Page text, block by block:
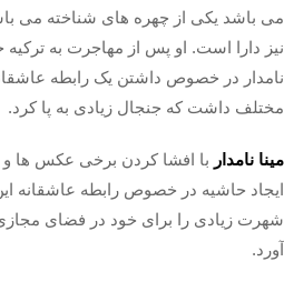
می باشد یکی از چهره های شناخته می
نیز دارا است. او پس از مهاجرت به ترکیه
نامدار در خصوص داشتن یک رابطه
مختلف داشت که جنجال زیادی به پا کرد.
مینا نامدار با افشا کردن برخی عکس ها و
ایجاد حاشیه در خصوص رابطه عاشقانه
شهرت زیادی را برای خود در فضای
آورد.